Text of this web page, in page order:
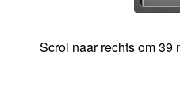
Scrol naar rechts om 39